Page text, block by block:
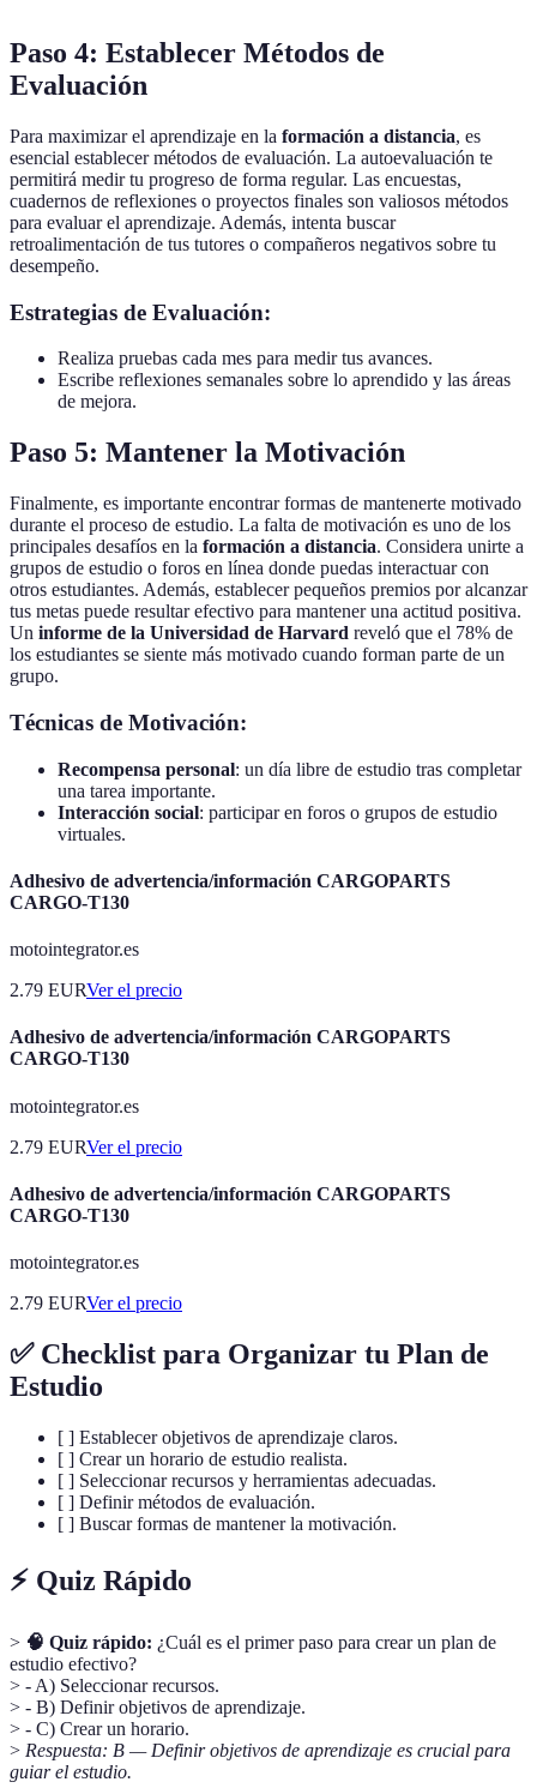
Paso 4: Establecer Métodos de
Evaluación
Para maximizar el aprendizaje en la formación a distancia, es
esencial establecer métodos de evaluación. La autoevaluación te
permitirá medir tu progreso de forma regular. Las encuestas,
cuadernos de reflexiones o proyectos finales son valiosos métodos
para evaluar el aprendizaje. Además, intenta buscar
retroalimentación de tus tutores o compañeros negativos sobre tu
desempeño.
Estrategias de Evaluación:
Realiza pruebas cada mes para medir tus avances.
Escribe reflexiones semanales sobre lo aprendido y las áreas
de mejora.
Paso 5: Mantener la Motivación
Finalmente, es importante encontrar formas de mantenerte motivado
durante el proceso de estudio. La falta de motivación es uno de los
principales desafíos en la formación a distancia. Considera unirte a
grupos de estudio o foros en línea donde puedas interactuar con
otros estudiantes. Además, establecer pequeños premios por alcanzar
tus metas puede resultar efectivo para mantener una actitud positiva.
Un informe de la Universidad de Harvard reveló que el 78% de
los estudiantes se siente más motivado cuando forman parte de un
grupo.
Técnicas de Motivación:
Recompensa personal: un día libre de estudio tras completar
una tarea importante.
Interacción social: participar en foros o grupos de estudio
virtuales.
Adhesivo de advertencia/información CARGOPARTS
CARGO-T130
motointegrator.es
2.79 EURVer el precio
Adhesivo de advertencia/información CARGOPARTS
CARGO-T130
motointegrator.es
2.79 EURVer el precio
Adhesivo de advertencia/información CARGOPARTS
CARGO-T130
motointegrator.es
2.79 EURVer el precio
✅ Checklist para Organizar tu Plan de
Estudio
[ ] Establecer objetivos de aprendizaje claros.
[ ] Crear un horario de estudio realista.
[ ] Seleccionar recursos y herramientas adecuadas.
[ ] Definir métodos de evaluación.
[ ] Buscar formas de mantener la motivación.
⚡ Quiz Rápido
> 🧠 Quiz rápido: ¿Cuál es el primer paso para crear un plan de
estudio efectivo?
> - A) Seleccionar recursos.
> - B) Definir objetivos de aprendizaje.
> - C) Crear un horario.
> Respuesta: B — Definir objetivos de aprendizaje es crucial para
guiar el estudio.